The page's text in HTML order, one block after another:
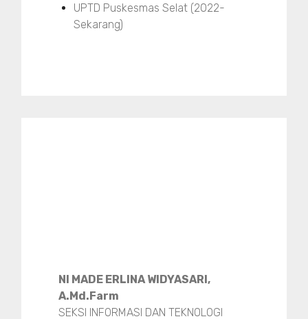
UPTD Puskesmas Selat (2022-
Sekarang)
NI MADE ERLINA WIDYASARI,
A.Md.Farm
SEKSI INFORMASI DAN TEKNOLOGI